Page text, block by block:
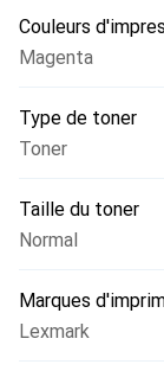
Couleurs
Magenta
Type de toner
Toner
Taille du toner
Normal
Marques
Lexmark